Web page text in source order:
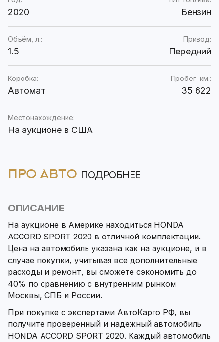
2020 Бензин
Объём, л.:
1.5
Привод:
Передний
Коробка:
Автомат
Пробег, км.:
35 622
Местонахождение:
На аукционе в США
ПРО АВТО ПОДРОБНЕЕ
ОПИСАНИЕ
На аукционе в Америке находиться HONDA
ACCORD SPORT 2020 в отличной комплектации.
Цена на автомобиль указана как на аукционе, и в
случае покупки, учитывая все дополнительные
расходы и ремонт, вы сможете сэкономить до
40% по сравнению с внутренним рынком
Москвы, СПБ и России.
При покупке с экспертами АвтоКарго РФ, вы
получите проверенный и надежный автомобиль
HONDA ACCORD SPORT 2020. Каждый автомобиль